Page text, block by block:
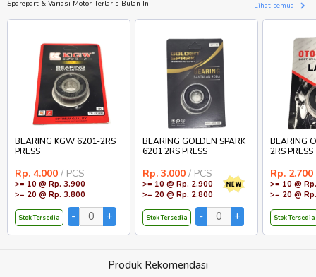
Sparepart & Variasi Motor Terlaris Bulan Ini Lihat semua
BEARING KGW 6201-2RS
PRESS
Rp. 4.000 / PCS
>= 10 @ Rp. 3.900
>= 20 @ Rp. 3.800
Stok Tersedia
BEARING GOLDEN SPARK
6201 2RS PRESS
Rp. 3.000 / PCS
>= 10 @ Rp. 2.900
>= 20 @ Rp. 2.800
Stok Tersedia
BEARING
2RS PRESS
Rp. 2.700
>= 10 @
>= 20 @
Stok Tersedia
Produk Rekomendasi